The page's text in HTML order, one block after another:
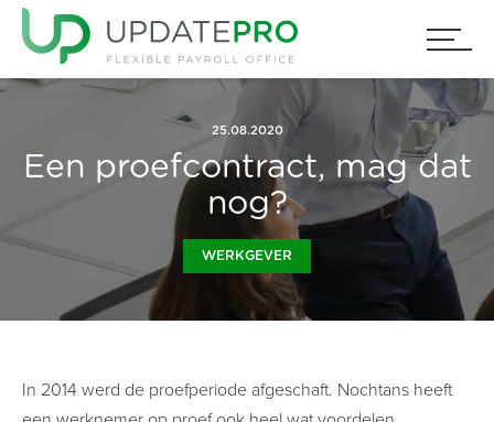
25.08.2020
Een proefcontract, mag dat
nog?
WERKGEVER
In 2014 werd de proefperiode afgeschaft. Nochtans heeft